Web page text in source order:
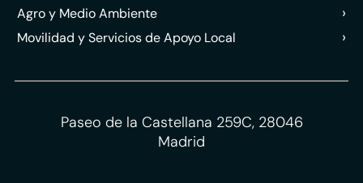
Agro y Medio Ambiente ›
Movilidad y Servicios de Apoyo Local ›
Paseo de la Castellana 259C, 28046
Madrid